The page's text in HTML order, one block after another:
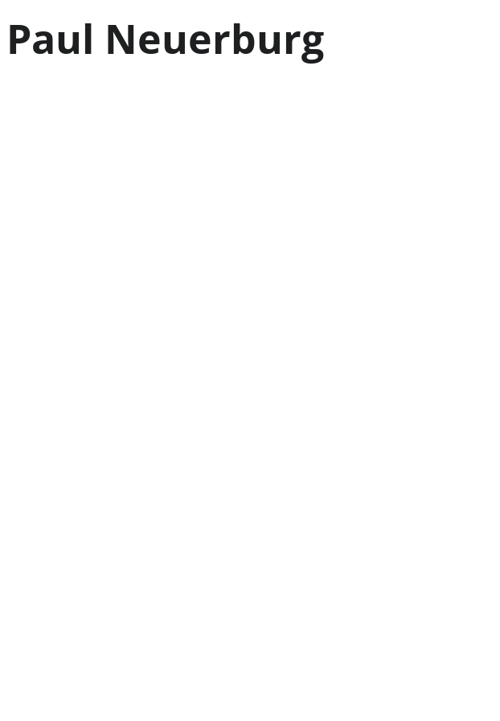
Paul Neuerburg